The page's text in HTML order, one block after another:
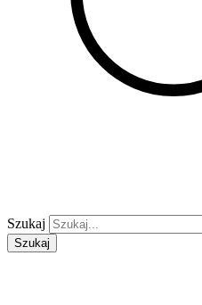
Szukaj
Szukaj